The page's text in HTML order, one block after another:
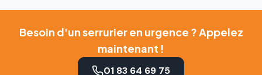
Besoin d'un serrurier en urgence ? Appelez
maintenant !
01 83 64 69 75